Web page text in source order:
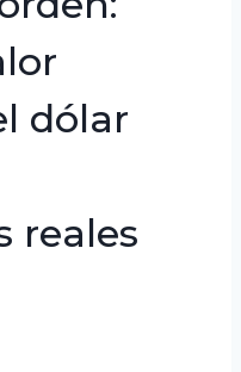
dólar
reales